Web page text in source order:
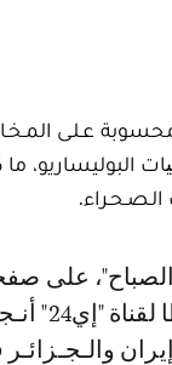
ما
2022،